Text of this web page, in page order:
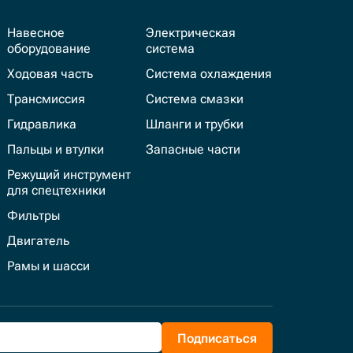
Навесное
оборудование
Ходовая часть
Трансмиссия
Гидравлика
Пальцы и втулки
Режущий инструмент
для спецтехники
Фильтры
Двигатель
Рамы и шасси
Электрическая
система
Система охлаждения
Система смазки
Шланги и трубки
Запасные части
Подписаться